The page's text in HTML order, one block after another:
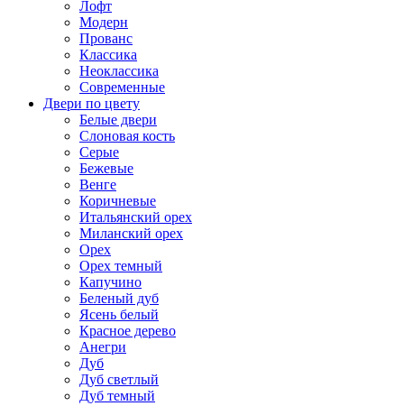
Лофт
Модерн
Прованс
Классика
Неоклассика
Современные
Двери по цвету
Белые двери
Слоновая кость
Серые
Бежевые
Венге
Коричневые
Итальянский орех
Миланский орех
Орех
Орех темный
Капучино
Беленый дуб
Ясень белый
Красное дерево
Анегри
Дуб
Дуб светлый
Дуб темный